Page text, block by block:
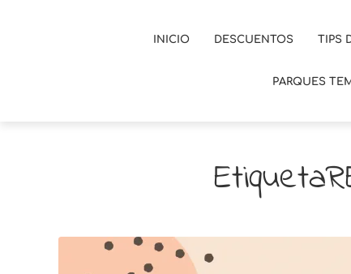
INICIO DESCUENTOS TIPS
PARQUES